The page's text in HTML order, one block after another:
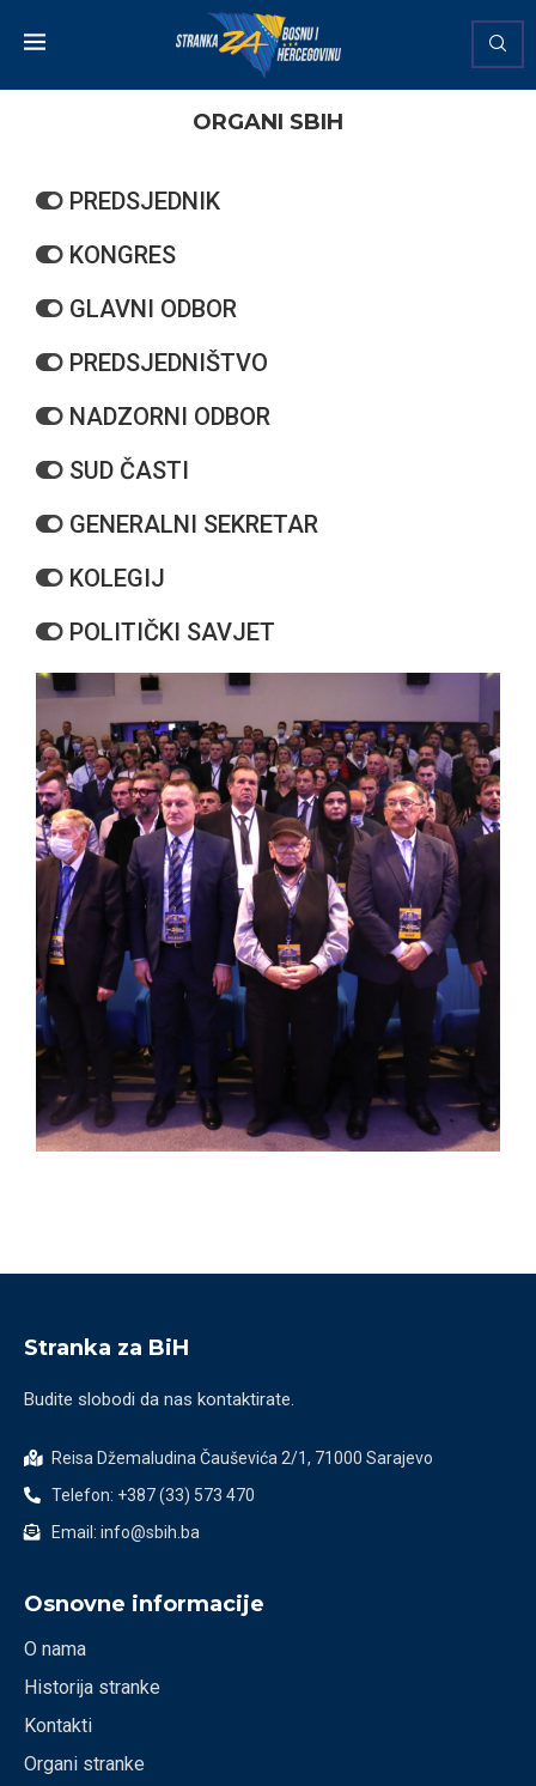
ORGANI SBIH
PREDSJEDNIK
KONGRES
GLAVNI ODBOR
PREDSJEDNIŠTVO
NADZORNI ODBOR
SUD ČASTI
GENERALNI SEKRETAR
KOLEGIJ
POLITIČKI SAVJET
Stranka za BiH
Budite slobodi da nas kontaktirate.
Reisa Džemaludina Čauševića 2/1, 71000 Sarajevo
Telefon: +387 (33) 573 470
Email: info@sbih.ba
Osnovne informacije
O nama
Historija stranke
Kontakti
Organi stranke